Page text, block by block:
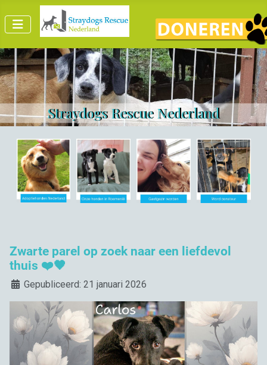
Straydogs Rescue Nederland
Zwarte parel op zoek naar een liefdevol
thuis ❤️🖤
DetailsGepubliceerd: 21 januari 2026